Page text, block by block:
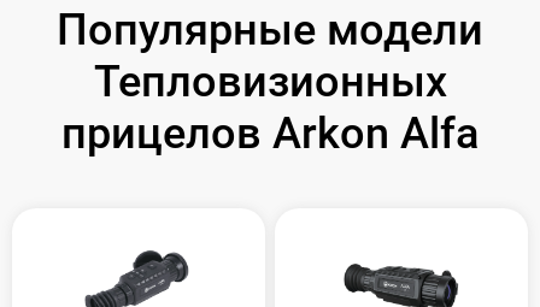
Популярные модели
Тепловизионных
прицелов Arkon Alfa